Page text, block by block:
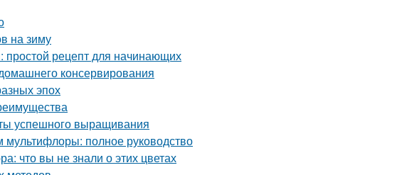
на зиму
простой рецепт для начинающих
консервирования
эпох
успешного выращивания
полное руководство
что вы не знали о этих цветах